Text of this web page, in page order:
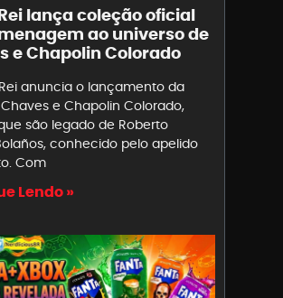
lança coleção oficial
ao universo de
e Chapolin Colorado
anuncia o lançamento da
e Chapolin Colorado,
são legado de Roberto
conhecido pelo apelido
Com
Lendo »